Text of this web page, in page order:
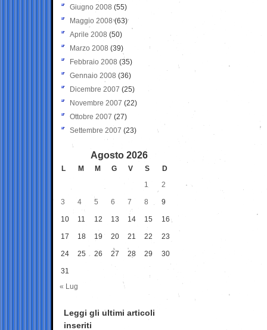
Giugno 2008 (55)
Maggio 2008(63)
Aprile 2008 (50)
Marzo 2008 (39)
Febbraio 2008 (35)
Gennaio 2008 (36)
Dicembre 2007 (25)
Novembre 2007 (22)
Ottobre 2007 (27)
Settembre 2007 (23)
Agosto 2026
L M M G V S
D
1
2
3 4 5 6 7 8 9
10 11 12 13 14 15 16
17 18 19 20 21 22 23
24 25 26 27 28 29 30
31
« Lug
Leggi gli ultimi articoli
inseriti